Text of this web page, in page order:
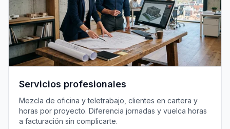
Servicios profesionales
Mezcla de oficina y teletrabajo, clientes en cartera y
horas por proyecto. Diferencia jornadas y vuelca horas
a facturación sin complicarte.